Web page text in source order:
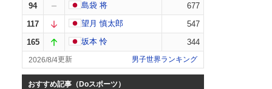
94
島袋 将
677
117
望月 慎太郎
547
165
坂本 怜 344
2026/8/4 男子世界ランキング
おすすめ記事（Doスポーツ）